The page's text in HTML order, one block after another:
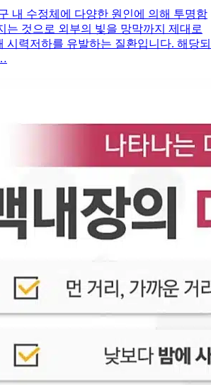
내 수정체에 다양한 원인에 의해 투명함
는 것으로 외부의 빛을 망막까지 제대로
시력저하를 유발하는 질환입니다. 해당되